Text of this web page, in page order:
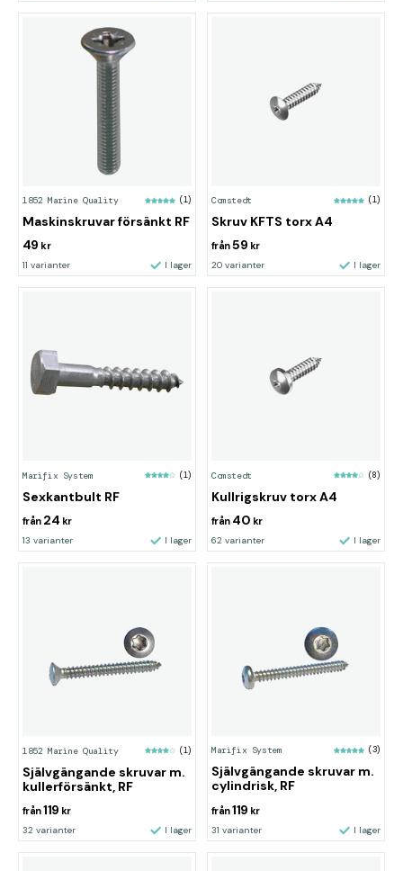
1852 Marine Quality (1)
Maskinskruvar försänkt RF
49 kr
11 varianter I lager
Comstedt (1)
Skruv KFTS torx A4
från59 kr
20 varianter I lager
Marifix System (1)
Sexkantbult RF
från 24 kr
13 varianter I lager
Comstedt (8)
Kullrigskruv torx A4
från 40 kr
62 varianter I lager
1852 Marine Quality (1)
Självgängande skruvar m.
kullerförsänkt, RF
från119 kr
32 varianter I lager
Marifix System (3)
Självgängande skruvar m.
cylindrisk, RF
från119 kr
31 varianter I lager